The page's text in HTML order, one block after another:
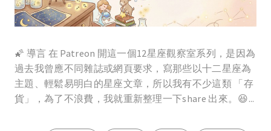
🌠 導言 在 Patreon 開這一個12星座觀察室系列，是因為
過去我曾應不同雜誌或網頁要求，寫那些以十二星座為
主題、輕鬆易明白的星座文章，所以我有不少這類 「存
貨」，為了不浪費，我就重新整理一下share 出來。😆...